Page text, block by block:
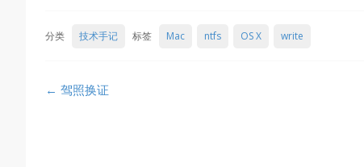
分类 技术手记 标签 Mac ntfs OS X write
Post
← 驾照换证